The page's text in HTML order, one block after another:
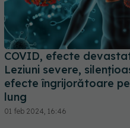
COVID, efecte
Leziuni severe,
efecte îngrijorătoare
lung
01 feb 2024, 16:46